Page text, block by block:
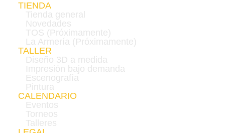
TIENDA
Tienda general
Novedades
TOS (Próximamente)
La Armería (Próximamente)
TALLER
Diseño 3D a medida
Impresión bajo demanda
Escenografía
Pintura
CALENDARIO
Eventos
Torneos
Talleres